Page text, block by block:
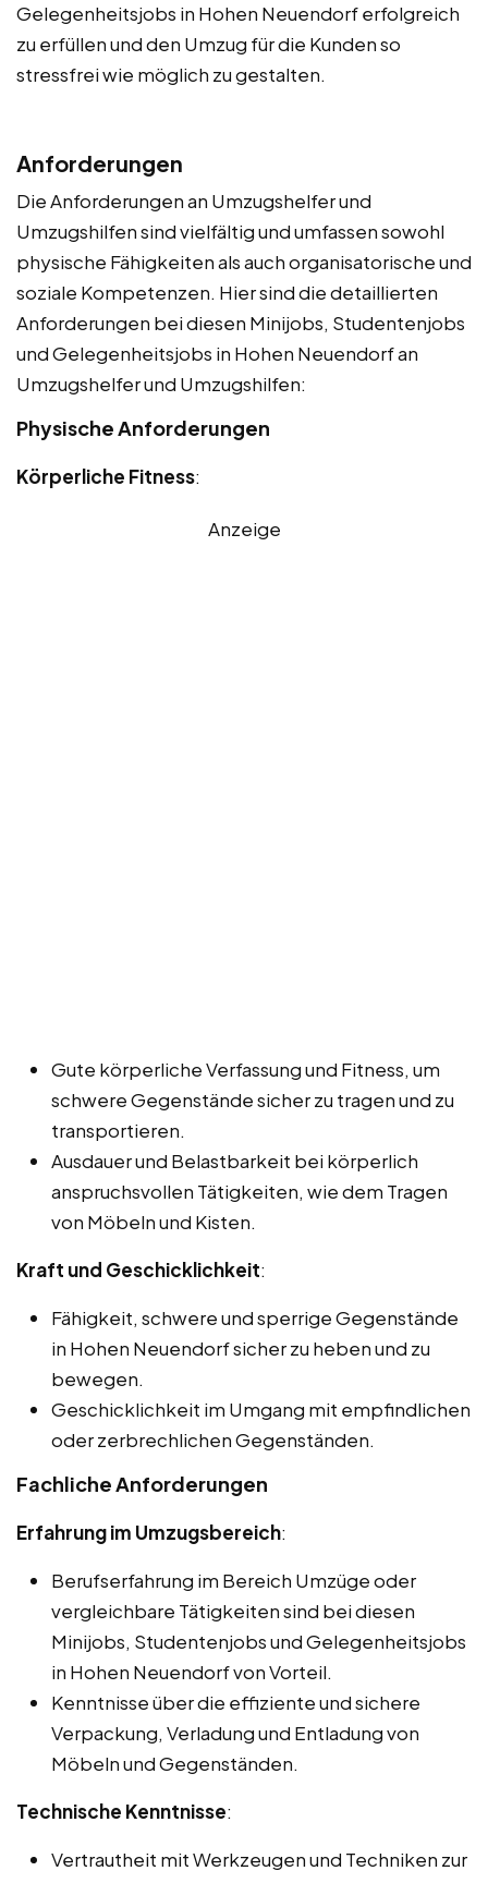
Gelegenheitsjobs in Hohen Neuendorf erfolgreich
zu erfüllen und den Umzug für die Kunden so
stressfrei wie möglich zu gestalten.
Anforderungen
Die Anforderungen an Umzugshelfer und
Umzugshilfen sind vielfältig und umfassen sowohl
physische Fähigkeiten als auch organisatorische und
soziale Kompetenzen. Hier sind die detaillierten
Anforderungen bei diesen Minijobs, Studentenjobs
und Gelegenheitsjobs in Hohen Neuendorf an
Umzugshelfer und Umzugshilfen:
Physische Anforderungen
Körperliche Fitness:
Anzeige
Gute körperliche Verfassung und Fitness, um
schwere Gegenstände sicher zu tragen und zu
transportieren.
Ausdauer und Belastbarkeit bei körperlich
anspruchsvollen Tätigkeiten, wie dem Tragen
von Möbeln und Kisten.
Kraft und Geschicklichkeit:
Fähigkeit, schwere und sperrige Gegenstände
in Hohen Neuendorf sicher zu heben und zu
bewegen.
Geschicklichkeit im Umgang mit empfindlichen
oder zerbrechlichen Gegenständen.
Fachliche Anforderungen
Erfahrung im Umzugsbereich:
Berufserfahrung im Bereich Umzüge oder
vergleichbare Tätigkeiten sind bei diesen
Minijobs, Studentenjobs und Gelegenheitsjobs
in Hohen Neuendorf von Vorteil.
Kenntnisse über die effiziente und sichere
Verpackung, Verladung und Entladung von
Möbeln und Gegenständen.
Technische Kenntnisse:
Vertrautheit mit Werkzeugen und Techniken zur